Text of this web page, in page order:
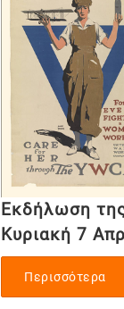
Εκδήλωση
Κυριακή 7
Περισσότερα